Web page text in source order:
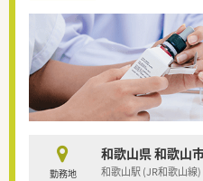
勤務地
和歌山県 和歌山
和歌山駅 (JR和歌山線)